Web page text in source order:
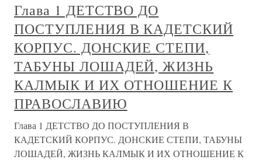
Глава 1 ДЕТСТВО ДО
ПОСТУПЛЕНИЯ В КАДЕТСКИЙ
КОРПУС. ДОНСКИЕ СТЕПИ,
ТАБУНЫ ЛОШАДЕЙ, ЖИЗНЬ
КАЛМЫК И ИХ ОТНОШЕНИЕ К
ПРАВОСЛАВИЮ
Глава 1 ДЕТСТВО ДО ПОСТУПЛЕНИЯ В
КАДЕТСКИЙ КОРПУС. ДОНСКИЕ СТЕПИ, ТАБУНЫ
ЛОШАДЕЙ, ЖИЗНЬ КАЛМЫК И ИХ ОТНОШЕНИЕ К